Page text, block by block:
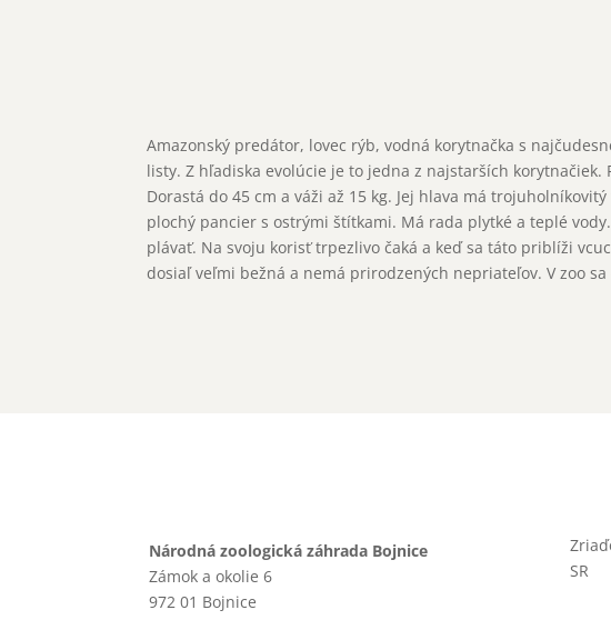
Amazonský predátor, lovec rýb, vodná korytnačka s
listy. Z hľadiska evolúcie je to jedna z najstarších korytnačiek.
Dorastá do 45 cm a váži až 15 kg. Jej hlava má
plochý pancier s ostrými štítkami. Má rada plytké a teplé
plávať. Na svoju korisť trpezlivo čaká a keď sa táto priblíži
dosiaľ veľmi bežná a nemá prirodzených nepriateľov. V zoo sa
Národná zoologická záhrada Bojnice
Zámok a okolie 6
972 01 Bojnice
SR